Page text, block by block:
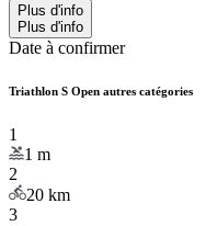
Plus d'info
Plus d'info
Date à confirmer
Triathlon S Open autres catégories
1
1 m
2
20 km
3